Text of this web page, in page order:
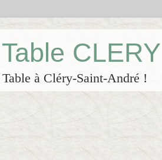
à Cléry-Saint-André !